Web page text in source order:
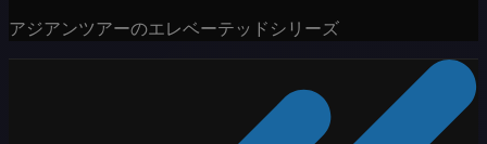
アジアンツアーのエレベーテッドシリーズ